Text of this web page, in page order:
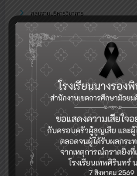
กลุ่มงานบริหารวิชาการ
ระบบเช็คชื่อออนไลน์(toSchool)
ระบบงานทะเบียน-วัดผล-ดูผลการเรียน(SGS)
รับสมัครคัดเลือกบุคคลเพื่อเป็นลูกจ้างชั่วคร
Temporary Employee Positions)
ระบบจองห้อง/สถานที่
ระบบสำรวจแววความสามารถพิเศษ(วัดแวว)
การแนะแนวดูแลสุขภาพจิตนักเรียนและระบบ
สถานศึกษา สังกัด สพฐ.(hero OBEC care)
ปฏิทินกิจกรรม
eDOC-ระบบสารบรรณอิเล็กทรอนิกส์
eDMS-ระบบการจัดการเอกสารอิเล็กทรอนิกส์
eBooking-ระบบจองห้องประชุม